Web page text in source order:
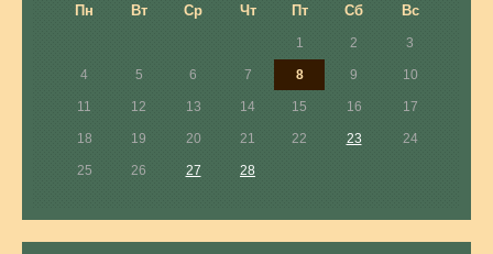
Пн
Вт Ср Чт Пт Сб Вс
1 2 3
4 5 6 7 8 9 10
11 12 13 14 15 16 17
18 19 20 21 22 23 24
25 26 27 28